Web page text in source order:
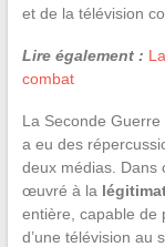
et de la télévision
Lire également :
combat
La Seconde
a eu des
deux médias. Dans
œuvré à la
entière, capable de
d’une télévision au